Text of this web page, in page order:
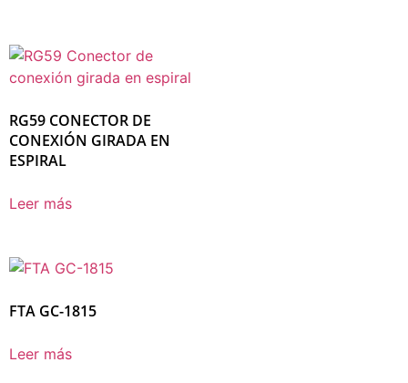
RG59 CONECTOR DE
CONEXIÓN GIRADA EN
ESPIRAL
Leer más
FTA GC-1815
Leer más